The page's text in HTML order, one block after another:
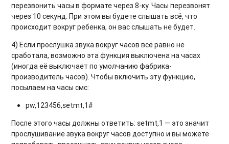
перезвонить часы в формате через 8-ку. Часы перезвонят
через 10 секунд. При этом вы будете слышать всё, что
происходит вокруг ребенка, он вас слышать не будет.
4) Если прослушка звука вокруг часов всё равно не
сработала, возможно эта функция выключена на часах
(иногда её выключает по умолчанию фабрика-
производитель часов). Чтобы включить эту функцию,
посылаем на часы смс:
pw,123456,setmt,1#
После этого часы должны ответить: setmt,1 — это значит
прослушивание звука вокруг часов доступно и вы можете